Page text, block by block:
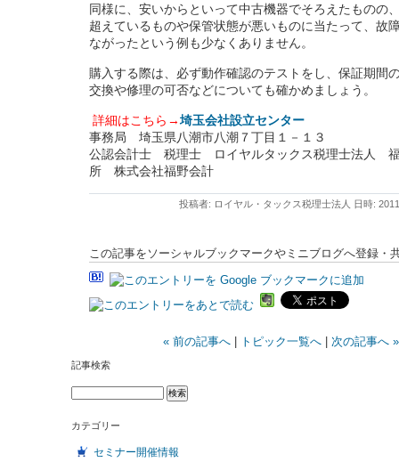
同様に、安いからといって中古機器でそろえたものの
超えているものや保管状態が悪いものに当たって、故
ながったという例も少なくありません。
購入する際は、必ず動作確認のテストをし、保証期間
交換や修理の可否などについても確かめましょう。
詳細はこちら→埼玉会社設立センター
事務局 埼玉県八潮市八潮７丁目１－１３
公認会計士 税理士 ロイヤルタックス税理士法人
所 株式会社福野会計
投稿者: ロイヤル・タックス税理士法人 日時:
この記事をソーシャルブックマークやミニブログへ登録・
« 前の記事へ| トピック一覧へ| 次の記事へ »
記事検索
カテゴリー
セミナー開催情報